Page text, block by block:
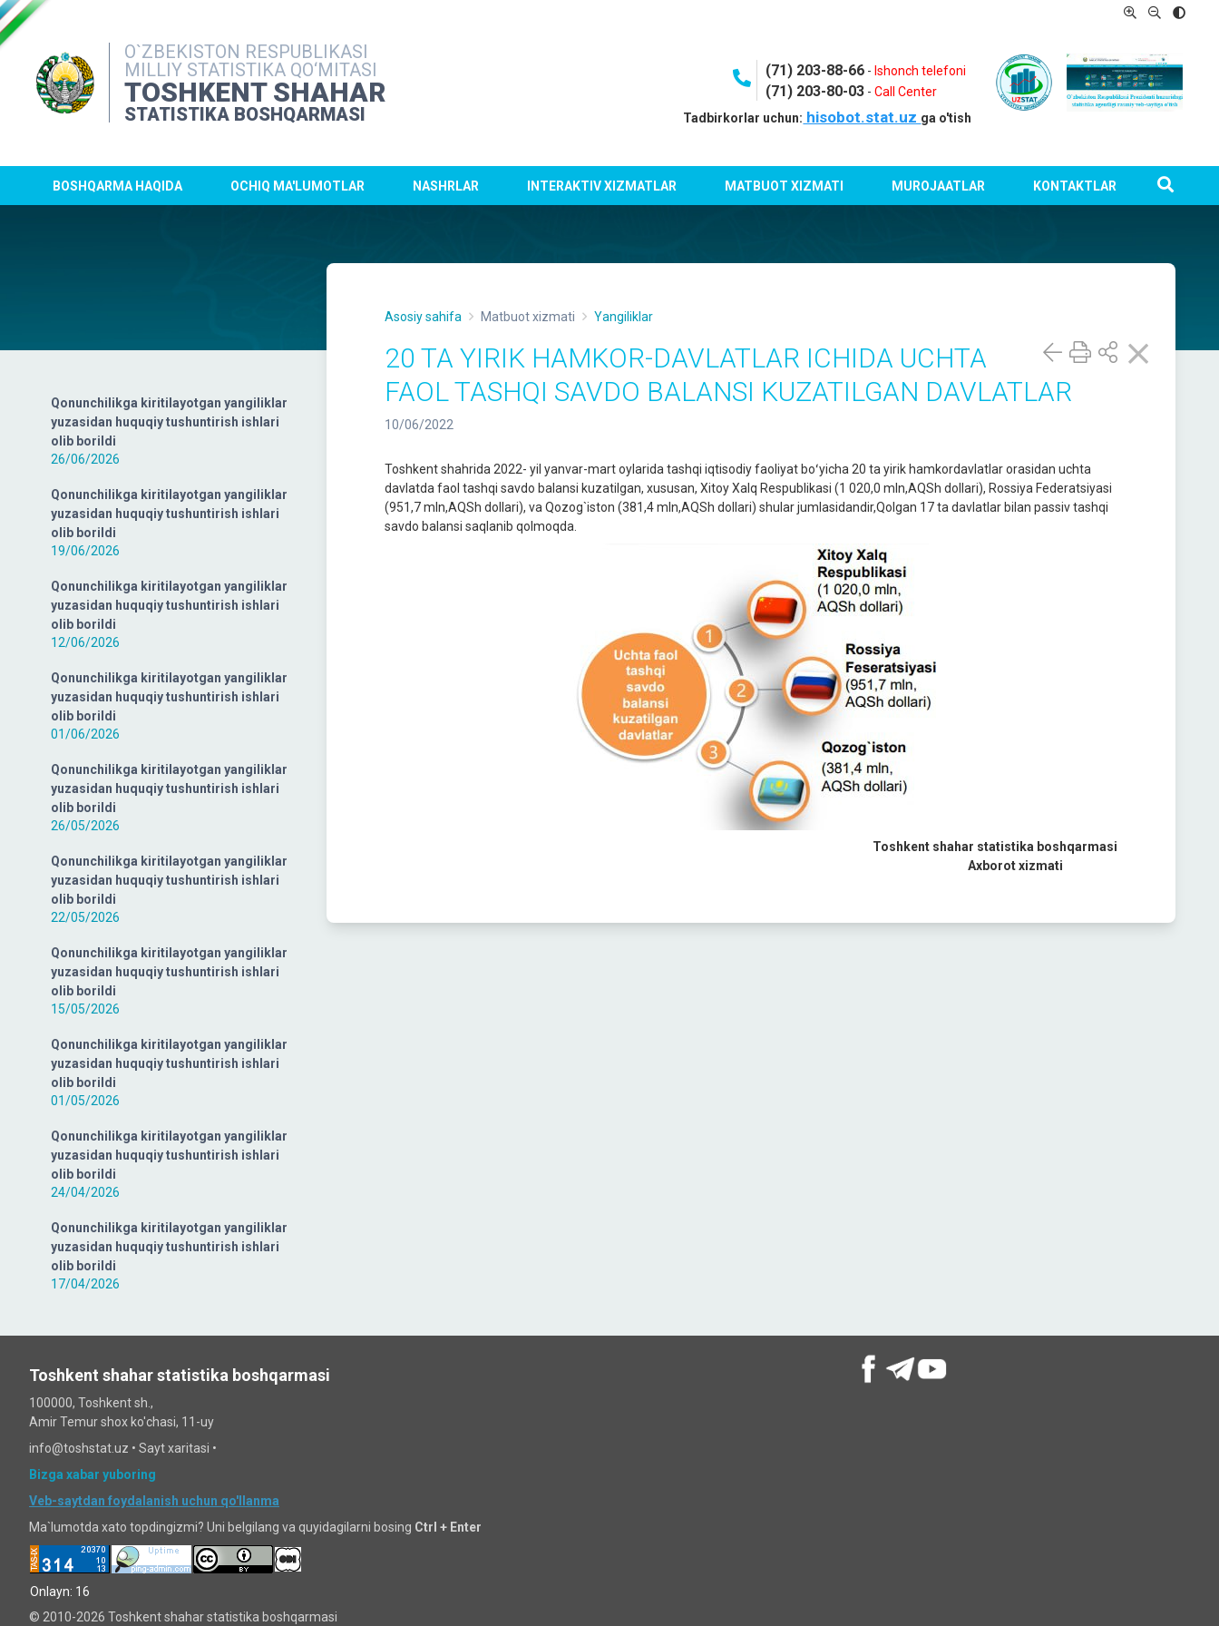
O`ZBEKISTON RESPUBLIKASI
MILLIY STATISTIKA QO‘MITASI
TOSHKENT SHAHAR
STATISTIKA BOSHQARMASI
(71) 203-88-66 - Ishonch telefoni
(71) 203-80-03 -Call Center
Tadbirkorlar uchun: hisobot.stat.uz ga o'tish
BOSHQARMA HAQIDA OCHIQ MA'LUMOTLAR NASHRLAR INTERAKTIV XIZMATLAR MATBUOT XIZMATI MUROJAATLAR KONTAKTLAR
Qonunchilikga kiritilayotgan yangiliklar
yuzasidan huquqiy tushuntirish ishlari
olib borildi
26/06/2026
Qonunchilikga kiritilayotgan yangiliklar
yuzasidan huquqiy tushuntirish ishlari
olib borildi
19/06/2026
Qonunchilikga kiritilayotgan yangiliklar
yuzasidan huquqiy tushuntirish ishlari
olib borildi
12/06/2026
Qonunchilikga kiritilayotgan yangiliklar
yuzasidan huquqiy tushuntirish ishlari
olib borildi
01/06/2026
Qonunchilikga kiritilayotgan yangiliklar
yuzasidan huquqiy tushuntirish ishlari
olib borildi
26/05/2026
Qonunchilikga kiritilayotgan yangiliklar
yuzasidan huquqiy tushuntirish ishlari
olib borildi
22/05/2026
Qonunchilikga kiritilayotgan yangiliklar
yuzasidan huquqiy tushuntirish ishlari
olib borildi
15/05/2026
Qonunchilikga kiritilayotgan yangiliklar
yuzasidan huquqiy tushuntirish ishlari
olib borildi
01/05/2026
Qonunchilikga kiritilayotgan yangiliklar
yuzasidan huquqiy tushuntirish ishlari
olib borildi
24/04/2026
Qonunchilikga kiritilayotgan yangiliklar
yuzasidan huquqiy tushuntirish ishlari
olib borildi
17/04/2026
Asosiy sahifa Matbuot xizmati Yangiliklar
20 TA YIRIK HAMKOR-DAVLATLAR ICHIDA UCHTA
FAOL TASHQI SAVDO BALANSI KUZATILGAN DAVLATLAR
10/06/2022
Toshkent shahrida 2022- yil yanvar-mart oylarida tashqi iqtisodiy faoliyat boʻyicha 20 ta yirik hamkordavlatlar orasidan uchta
davlatda faol tashqi savdo balansi kuzatilgan, xususan, Xitoy Xalq Respublikasi (1 020,0 mln,AQSh dollari), Rossiya Federatsiyasi
(951,7 mln,AQSh dollari), va Qozog`iston (381,4 mln,AQSh dollari) shular jumlasidandir,Qolgan 17 ta davlatlar bilan passiv tashqi
savdo balansi saqlanib qolmoqda.
Toshkent shahar statistika boshqarmasi
Axborot xizmati
Toshkent shahar statistika boshqarmasi
100000, Toshkent sh.,
Amir Temur shox ko'chasi, 11-uy
info@toshstat.uz • Sayt xaritasi •
Bizga xabar yuboring
Veb-saytdan foydalanish uchun qo'llanma
Ma`lumotda xato topdingizmi? Uni belgilang va quyidagilarni bosing Ctrl + Enter
Onlayn: 16
© 2010-2026 Toshkent shahar statistika boshqarmasi